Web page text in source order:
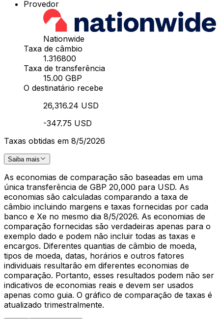
Provedor
Nationwide
Taxa de câmbio
1.316800
Taxa de transferência
15.00 GBP
O destinatário recebe
26,316.24 USD
-347.75 USD
Taxas obtidas em 8/5/2026
Saiba mais
As economias de comparação são baseadas em uma
única transferência de GBP 20,000 para USD. As
economias são calculadas comparando a taxa de
câmbio incluindo margens e taxas fornecidas por cada
banco e Xe no mesmo dia 8/5/2026. As economias de
comparação fornecidas são verdadeiras apenas para o
exemplo dado e podem não incluir todas as taxas e
encargos. Diferentes quantias de câmbio de moeda,
tipos de moeda, datas, horários e outros fatores
individuais resultarão em diferentes economias de
comparação. Portanto, esses resultados podem não ser
indicativos de economias reais e devem ser usados
apenas como guia. O gráfico de comparação de taxas é
atualizado trimestralmente.